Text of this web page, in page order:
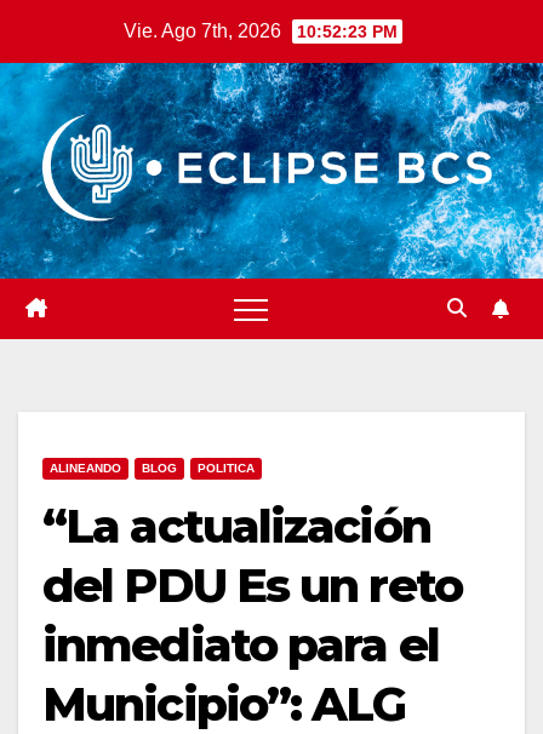
contenido
Vie. Ago 7th, 2026 10:52:24 PM
ALINEANDO BLOG POLITICA
“La actualización
del PDU Es un reto
inmediato para el
Municipio”: ALG